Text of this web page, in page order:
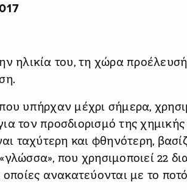
ηλικία του, τη χώρα
υπήρχαν μέχρι σήμερα,
τον προσδιορισμό της
ταχύτερη και φθηνότερη,
που χρησιμοποιεί 22
ανακατεύονται με το